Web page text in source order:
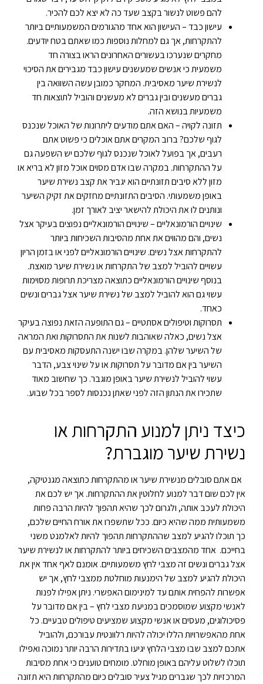
להם פשוט לנשור בקצב שעד כה לא יצא לכם להכיר.
עישון כבד – העישון הוא אחד מהגורמים המשמעותיים ביותר
להתקרחות, אך גם למחלות נוספות כמו שאתם בטח יודעים.
מחקרים שנערכו בעשורים האחרונים הראו בצורה חד
משמעית כי אנשים שמעשנים עישון כבד מגבירים את הסיכוי
לנשירת שיער מאסיבית. המחקר כמובן עשה השוואה בין
גברים מעשנים ובין גברים לא מעשנים והוביל לתוצאות חד
משמעיות בנושא הזה.
תזונה לקויה – האם אתם מודעים ליתרונות של האוכל שנכנס
לגוף שלכם? ברוב המקרים אתם אוכלים כי פשוט אתם
רעבים, אך בפועל לאוכל שנכנס לגוף שלכם יש השפעה גם
על ההתקרחות. במקרה שבו אדם מסוים אוכל מזון לא בריא או
מזון ללא סיבים תזונתיים הוא יגביר את קצב נשירת שיער
באופן משמעותי. הסיבים התזונתיים מחזקים את זקיק השיער
ונותנים לו את היכולת להישאר יציב לאורך זמן.
שינויים הורמונאליים – שינויים הורמונאליים נפוצים בעיקר אצל
נשים, והם מהווים את אחת מהסיבות השכיחות ביותר
להתקרחות אצל נשים. שינויים הורמונאליים לפני או בזמן הריון
עשויים להוביל למצב של התקרחות או נשירת שיער מואצת.
בנוסף שינויים הורמונאליים כתוצאה מצריכת תרופות מסוימות
עשוי גם הוא להוביל למצב של נשירת שיער אצל גברים ונשים
כאחד.
תסרוקות וטיפולים אסתטיים – גם התופעה הזאת נפוצה בעיקר
אצל נשים, כאלה שאוהבות לשנות את התסרוקות ואת המראה
של השיער שלהן. במקרה שבו ישנה התעסקות מאסיבית עם
השיער בין אם מדובר על תסרוקות או על שינוי צבע, הדבר
עשוי להוביל לנשירת שיער באופן מוגבר. כך שחשוב מאוד
שתכירו את הנתון הזה לפני שאתן נכנסות לספר בכל שבוע.
כיצד ניתן למנוע התקרחות או
נשירת שיער מוגברת?
אם אתם סובלים מנשירת שיער או מהתקרחות כתוצאה מגנטיקה,
אין לכם שום דבר למנוע לחלוטין את ההתקרחות. אך יש לכם את
היכולת לעכב אותה, ולגרום לכך שהיא תהפוך להיות הרבה פחות
משמעותית ממה שהיא כיום. ככל שתשפרו את אורח החיים שלכם,
כך תוכלו להגיע למצב שההתקרחות תהפוך להיות לאלמנט משני
בחייכם. אחד מהמצבים השכיחים ביותר להתקרחות או לנשירת שיער
אצל גברים ונשים זה מצבי לחץ משמעותיים. אומנם לאף אחד אין את
היכולת להגיע למצב של הימנעות מוחלטת ממצבי לחץ, אך יש
אפשרות להפחית אותם עד למינימום האפשרי. ניתן אפילו לפנות
לאנשי מקצוע שמוסמכים במניעת מצבי לחץ – בין אם מדובר על
פסיכולוגים, מעסים או אנשי מקצוע שמציעים טיפולים טבעיים. כל
אחת מהאפשרויות הללו יכולה להיות רלוונטית עבורכם, ולהוביל
אתכם למצב שבו מצבי הלחץ יגיעו בתדירות הרבה יותר נמוכה ואפילו
תוכלו לשלוט עליהם באופן מוחלט. מומחים טוענים כי אחת מסיבות
המרכזיות לכך שגברים מגיל צעיר סובלים כיום מהתקרחות היא תזונה